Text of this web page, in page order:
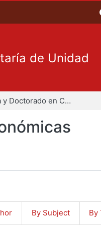
de Unidad
Maestría y Doctorado en Ciencias Económicas
By Subject By